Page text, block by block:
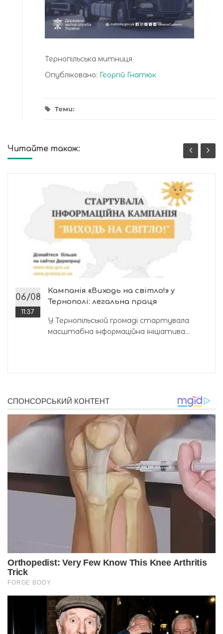
Тернопільська митниця
Опубліковано: Георгій Гнатюк
Теми:
Читайте також:
06/08
11:37
Кампанія «Виходь на світло!» у
Тернополі: легальна праця
У Тернопільській громаді стартувала
масштабна інформаційна ініціатива...